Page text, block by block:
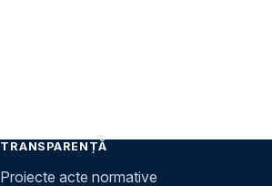
TRANSPARENȚĂ
Proiecte acte normative